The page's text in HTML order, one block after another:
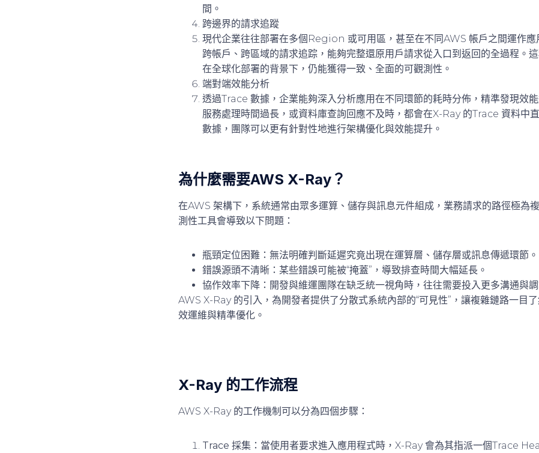
間。
跨邊界的請求追蹤
現代企業往往部署在多個Region 或可用區，甚至在不同AWS 帳戶之間運作應
跨帳戶、跨區域的請求追踪，能夠完整還原用戶請求從入口到返回的全過程。
在全球化部署的背景下，仍能獲得一致、全面的可觀測性。
端對端效能分析
透過Trace 數據，企業能夠深入分析應用在不同環節的耗時分佈，精準發現效
服務處理時間過長，或資料庫查詢回應不及時，都會在X-Ray 的Trace 資料中
數據，團隊可以更有針對性地進行架構優化與效能提升。
為什麼需要AWS X-Ray？
在AWS 架構下，系統通常由眾多運算、儲存與訊息元件組成，業務請求的路徑極為
測性工具會導致以下問題：
瓶頸定位困難 ：無法明確判斷延遲究竟出現在運算層、儲存層或訊息傳遞環節。
錯誤源頭不清晰 ：某些錯誤可能被“掩蓋”，導致排查時間大幅延長。
協作效率下降 ：開發與維運團隊在缺乏統一視角時，往往需要投入更多溝通與調
AWS X-Ray 的引入，為開發者提供了分散式系統內部的“可見性”，讓複雜鏈路一目
效運維與精準優化。
X-Ray 的工作流程
AWS X-Ray 的工作機制可以分為四個步驟：
Trace 採集 ：當使用者要求進入應用程式時，X-Ray 會為其指派一個Trace